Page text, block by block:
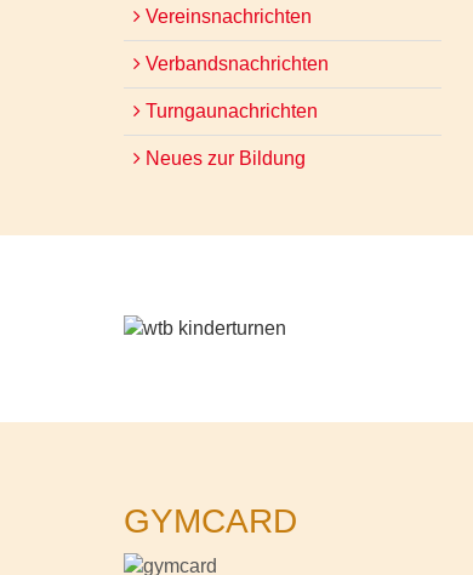
Vereinsnachrichten
Verbandsnachrichten
Turngaunachrichten
Neues zur Bildung
GYMCARD